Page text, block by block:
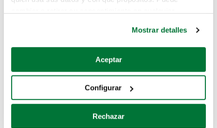
Si lo permite, también quisiéramos:
Recopilar información sobre su ubicación geográfica
Identificar su dispositivo analizándolo activamente
para buscar características específicas (huellas
Mostrar detalles
Aceptar
Configurar
Rechazar
buscando en alguno de estos enlaces:
Coches de segunda mano
Coches de km0